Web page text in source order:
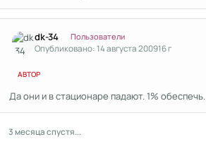
dk-34 Пользователи
Опубликовано:14 августа 200916 г
АВТОР
Да они и в стационаре падают. 1% обеспечь.
3 месяца спустя...